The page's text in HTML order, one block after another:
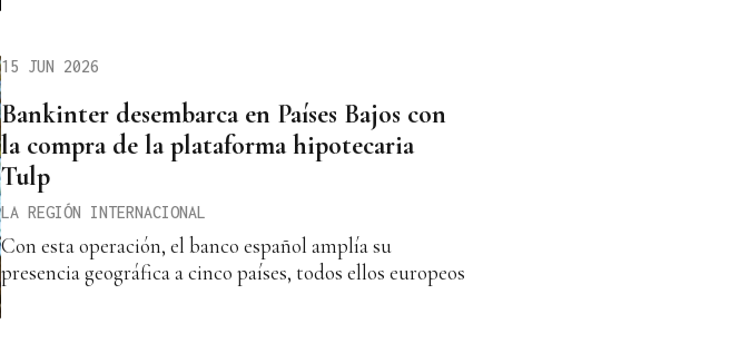
15 JUN 2026
Bankinter desembarca en Países Bajos con
la compra de la plataforma hipotecaria
Tulp
LA REGIÓN INTERNACIONAL
Con esta operación, el banco español amplía su
presencia geográfica a cinco países, todos ellos europeos